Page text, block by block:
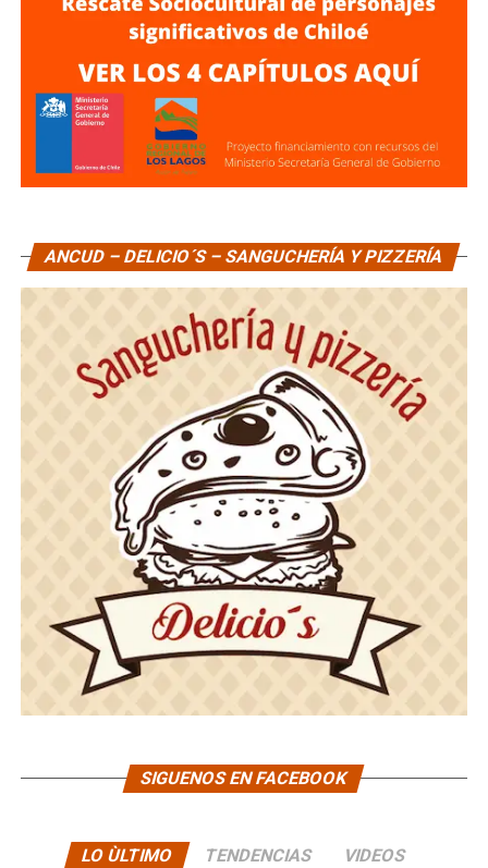
ANCUD – DELICIO´S – SANGUCHERÍA Y PIZZERÍA
SIGUENOS EN FACEBOOK
LO ÙLTIMO TENDENCIAS VIDEOS